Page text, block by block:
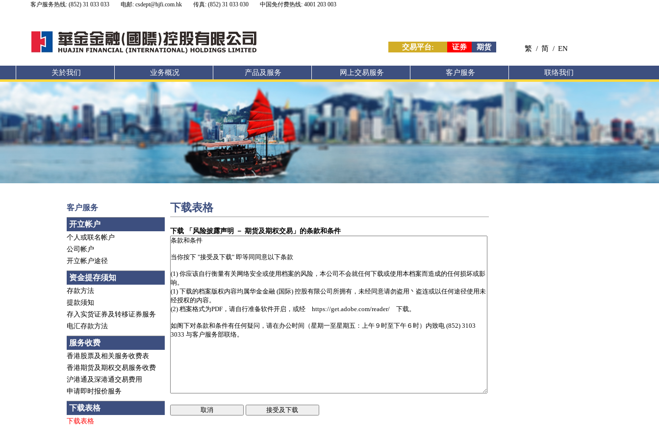
客户服务热线: (852) 31 033 033 电邮: csdept@hjfi.com.hk 传真: (852) 31 033 030 中国免付费热线: 4001 203 003
交易平台: 证券 期货 繁 / 简 / EN
关於我们 业务概况 产品及服务 网上交易服务 客户服务 联络我们
客户服务
开立帐户
个人或联名帐户
公司帐户
开立帐户途径
资金提存须知
存款方法
提款须知
存入实货证券及转移证券服务
电汇存款方法
服务收费
香港股票及相关服务收费表
香港期货及期权交易服务收费
沪港通及深港通交易费用
申请即时报价服务
下载表格
下载表格
下载表格
下载 「风险披露声明 － 期货及期权交易」的条款和条件
取消 接受及下载